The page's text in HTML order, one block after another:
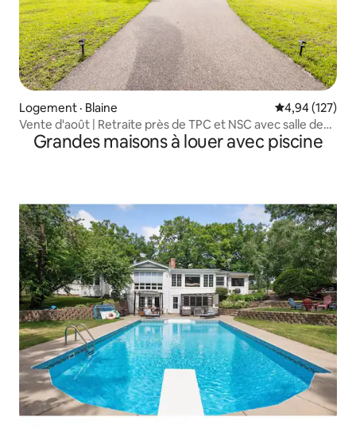
Logement · Blaine Note
4,94 (127)
Vente d'août | Retraite près de TPC et NSC avec salle de
jeux et cour
Grandes maisons à louer avec piscine